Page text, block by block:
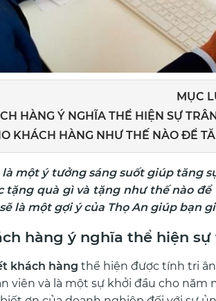
MỤC
HÀNG Ý NGHĨA THỂ HIỆN SỰ
KHÁCH HÀNG NHƯ THẾ NÀO ĐỂ
một ý tưởng sáng suốt giúp tăng
tặng quà gì và tặng như thế nào
là một gợi ý của Thọ An giúp bạn
hàng ý nghĩa thể hiện
khách hàng thể hiện được tính tri
viên và là một sự khởi đầu cho